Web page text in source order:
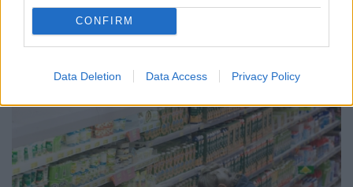
CONFIRM
Data Deletion Data Access Privacy Policy
Ahogy tavaszodik és a nap egyre tovább marad velünk, sokaknak
támad kedve kirándulni a természetbe.